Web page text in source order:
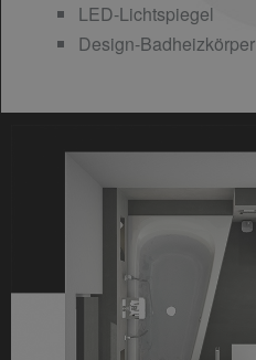
LED-Lichtspiegel
Design-Badheizkörper